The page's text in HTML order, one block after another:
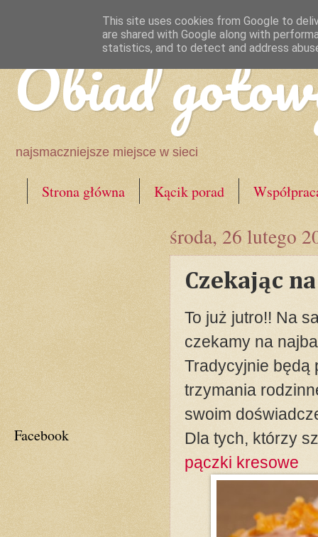
Obiad
najsmaczniejsze miejsce w sieci
Strona główna Kącik porad
środa, 26 lutego
Czekając
To już jutro!! Na
czekamy na
Tradycyjnie będą
trzymania
swoim
Dla tych, którzy
pączki kresowe
Facebook
This site uses cookies from Google to
are shared with Google along with
statistics, and to detect and address